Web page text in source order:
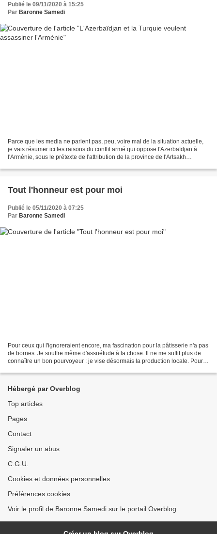
Publié le 09/11/2020 à 15:25
Par Baronne Samedi
Parce que les media ne parlent pas, peu, voire mal de la situation actuelle,
je vais résumer ici les raisons du conflit armé qui oppose l'Azerbaïdjan à
l'Arménie, sous le prétexte de l'attribution de la province de l'Artsakh
Tout l'honneur est pour moi
Publié le 05/11/2020 à 07:25
Par Baronne Samedi
Pour ceux qui l'ignoreraient encore, ma fascination pour la pâtisserie n'a pas
de bornes. Je souffre même d'assuétude à la chose. Il ne me suffit plus de
connaître un bon pourvoyeur : je vise désormais la production locale. Pour
Hébergé par Overblog
Top articles
Pages
Contact
Signaler un abus
C.G.U.
Cookies et données personnelles
Préférences cookies
Voir le profil de Baronne Samedi sur le portail Overblog